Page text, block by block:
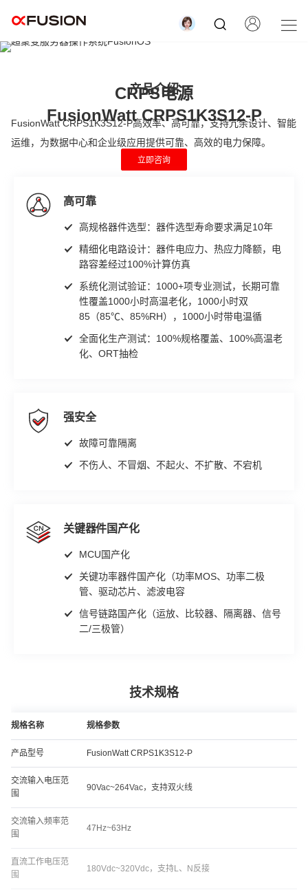
CRPS电源
FusionWatt CRPS1K3S12-P
立即咨询
产品介绍
FusionWatt CRPS1K3S12-P高效率、高可靠，支持冗余设计、智能
运维，为数据中心和企业级应用提供可靠、高效的电力保障。
高可靠
高规格器件选型：器件选型寿命要求满足10年
精细化电路设计：器件电应力、热应力降额，电
路容差经过100%计算仿真
系统化测试验证：1000+项专业测试，长期可靠
性覆盖1000小时高温老化，1000小时双
85（85℃、85%RH），1000小时带电温循
全面化生产测试：100%规格覆盖、100%高温老
化、ORT抽检
强安全
故障可靠隔离
不伤人、不冒烟、不起火、不扩散、不宕机
关键器件国产化
MCU国产化
关键功率器件国产化（功率MOS、功率二极
管、驱动芯片、滤波电容
信号链路国产化（运放、比较器、隔离器、信号
二/三极管）
技术规格
规格名称 规格参数
产品型号 FusionWatt CRPS1K3S12-P
交流输入电压范
围
90Vac~264Vac，支持双火线
交流输入频率范
围
47Hz~63Hz
直流工作电压范
围
180Vdc~320Vdc，支持L、N反接